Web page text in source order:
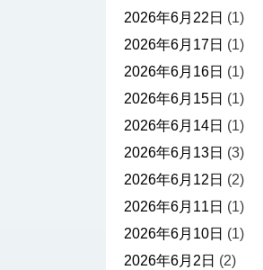
2026年6月22日 (1)
2026年6月17日 (1)
2026年6月16日 (1)
2026年6月15日 (1)
2026年6月14日 (1)
2026年6月13日 (3)
2026年6月12日 (2)
2026年6月11日 (1)
2026年6月10日 (1)
2026年6月2日 (2)